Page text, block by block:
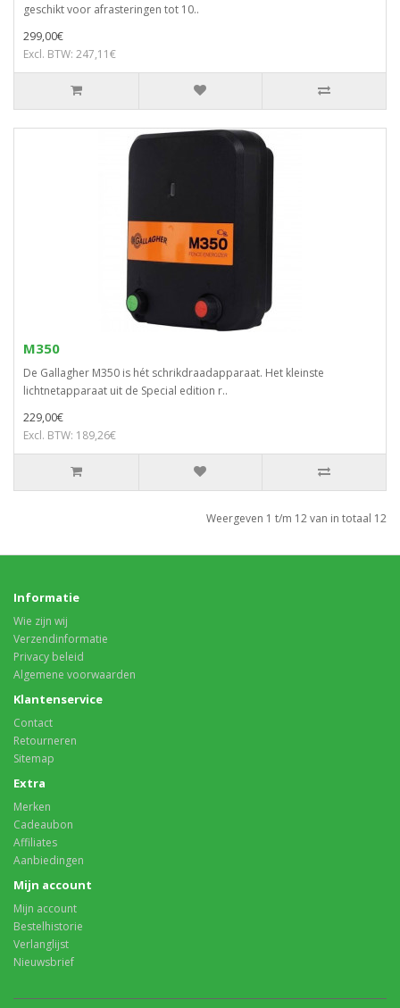
geschikt voor afrasteringen tot 10..
299,00€
Excl. BTW: 247,11€
M350
De Gallagher M350 is hét schrikdraadapparaat. Het kleinste
lichtnetapparaat uit de Special edition r..
229,00€
Excl. BTW: 189,26€
Weergeven 1 t/m 12 van in totaal 12
Informatie
Wie zijn wij
Verzendinformatie
Privacy beleid
Algemene voorwaarden
Klantenservice
Contact
Retourneren
Sitemap
Extra
Merken
Cadeaubon
Affiliates
Aanbiedingen
Mijn account
Mijn account
Bestelhistorie
Verlanglijst
Nieuwsbrief